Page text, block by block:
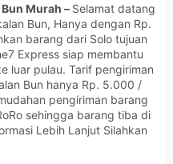
Murah – Selamat datang
Bun, Hanya dengan Rp.
barang dari Solo tujuan
Express siap membantu
luar pulau. Tarif pengiriman
Bun hanya Rp. 5.000 /
pengiriman barang
sehingga barang tiba di
Lebih Lanjut Silahkan